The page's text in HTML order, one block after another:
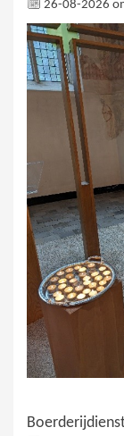
26-08-2026